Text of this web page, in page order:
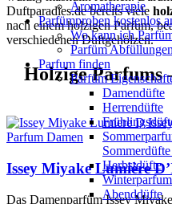
Aromatherapie
Parfümproben kostenlos
Wo kann ich
Parfüm
Parfum finden
Parfüm
Damendüfte
Herrendüfte
Herbstdüfte
Winterparfum
Abenddüfte
Duftparadies.de bereits viele
nach einem holzigen Parfum,
verschiedenen Duftgehölzen.
Holzige Parfums
Parfum Damen
Issey Miyake Lumière
Das Damenparfüm Issey